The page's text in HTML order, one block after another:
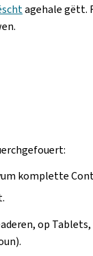
agehale gëtt.
komplette
op